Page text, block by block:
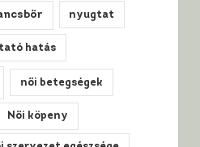
nyugtat
hatás
női betegségek
Női köpeny